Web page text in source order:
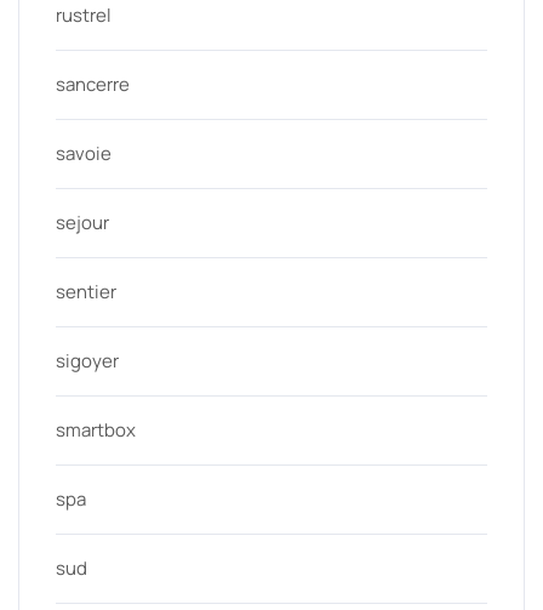
rustrel
sancerre
savoie
sejour
sentier
sigoyer
smartbox
spa
sud